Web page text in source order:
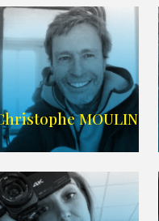
Imdb
MOULIN